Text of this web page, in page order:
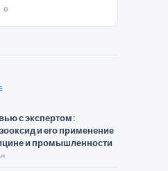
0
с экспертом:
и его применение
и промышленности